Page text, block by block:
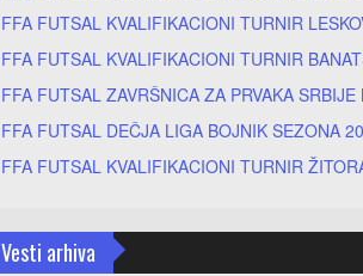
FFA FUTSAL KVALIFIKACIONI TURNIR
FFA FUTSAL KVALIFIKACIONI TURNIR
FFA FUTSAL ZAVRŠNICA ZA PRVAKA
FFA FUTSAL DEČJA LIGA BOJNIK SEZONA
FFA FUTSAL KVALIFIKACIONI TURNIR
Vesti arhiva